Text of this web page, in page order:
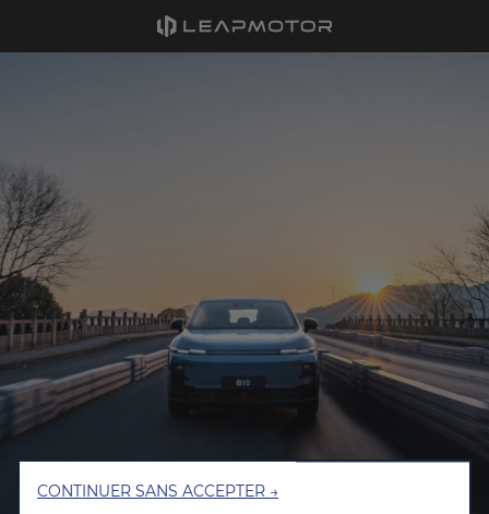
CONTINUER SANS ACCEPTER →
Nous utilisons des cookies afin de vous offrir la meilleure
expérience sur notre site. Les cookies nous permettent de vous
gestion du réseau et l’accessibilité. Ils améliorent la convivialité
la reconnaissance de la langue, les résultats de recherche et